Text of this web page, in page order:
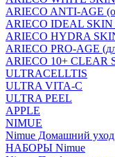
ARIECO ANTI-AGE
ARIECO IDEAL SKIN
ARIECO HYDRA
ARIECO PRO-AGE
ARIECO 10+ CLEAR
ULTRACELLTIS
ULTRA VITA-C
ULTRA PEEL
APPLE
NIMUE
Nimue Домашний уход
НАБОРЫ Nimue